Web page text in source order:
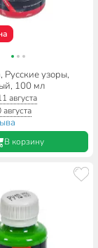
Русские узоры,
100 мл
августа
августа
В корзину